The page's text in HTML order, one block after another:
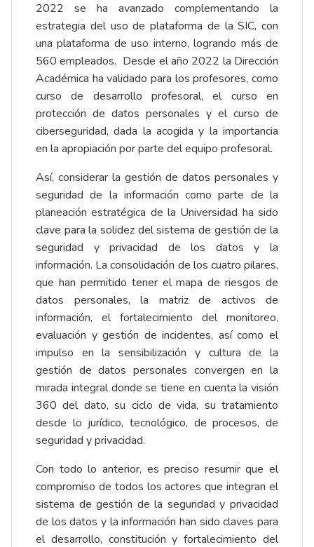
2022 se ha avanzado complementando la
estrategia del uso de plataforma de la SIC, con
una plataforma de uso interno, logrando más de
560 empleados. Desde el año 2022 la Dirección
Académica ha validado para los profesores, como
curso de desarrollo profesoral, el curso en
protección de datos personales y el curso de
ciberseguridad, dada la acogida y la importancia
en la apropiación por parte del equipo profesoral.
Así, considerar la gestión de datos personales y
seguridad de la información como parte de la
planeación estratégica de la Universidad ha sido
clave para la solidez del sistema de gestión de la
seguridad y privacidad de los datos y la
información. La consolidación de los cuatro pilares,
que han permitido tener el mapa de riesgos de
datos personales, la matriz de activos de
información, el fortalecimiento del monitoreo,
evaluación y gestión de incidentes, así como el
impulso en la sensibilización y cultura de la
gestión de datos personales convergen en la
mirada integral donde se tiene en cuenta la visión
360 del dato, su ciclo de vida, su tratamiento
desde lo jurídico, tecnológico, de procesos, de
seguridad y privacidad.
Con todo lo anterior, es preciso resumir que el
compromiso de todos los actores que integran el
sistema de gestión de la seguridad y privacidad
de los datos y la información han sido claves para
el desarrollo, constitución y fortalecimiento del